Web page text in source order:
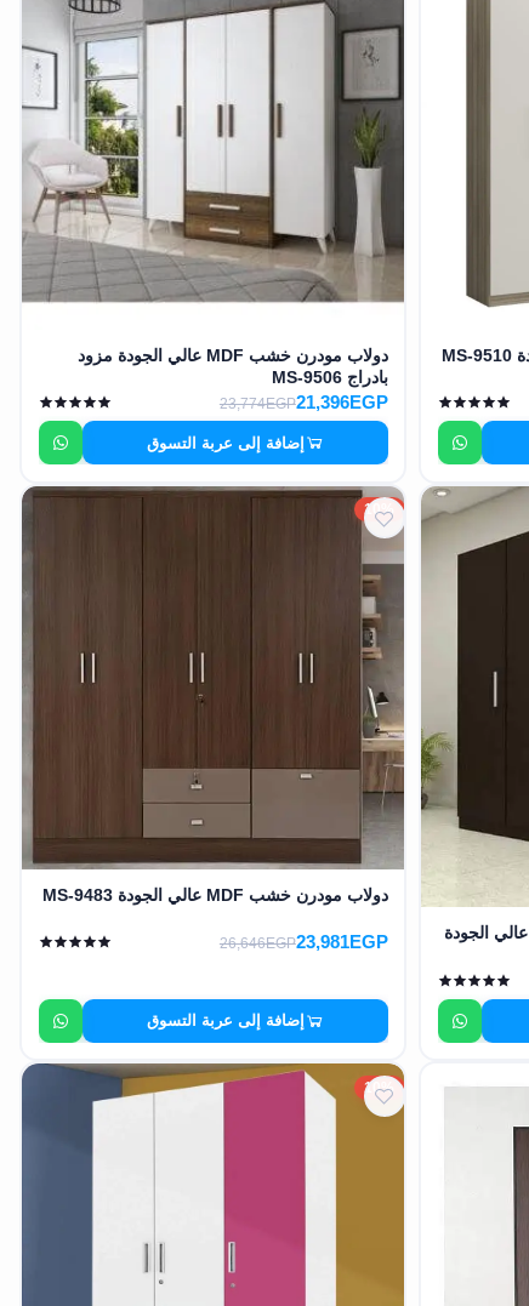
دولاب مودرن خشب MDF عالي الجودة مزود
بادراج MS-9506
21,396EGP
23,774EGP
إضافة إلى عربة التسوق
دولاب و تسريحه مودرن خشب MDF عالي الجودة
10%
دولاب مودرن خشب MDF عالي الجودة MS-9483
23,981EGP
26,646EGP
إضافة إلى عربة التسوق
10%